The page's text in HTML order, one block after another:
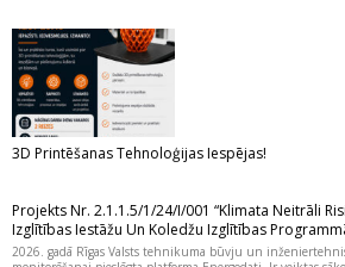
3D Printēšanas Tehnoloģijas Iespējas!
Projekts Nr. 2.1.1.5/1/24/I/001 “Klimata Neitrāli
Izglītības Iestāžu Un Koledžu Izglītības
2026. gadā Rīgas Valsts tehnikuma būvju un